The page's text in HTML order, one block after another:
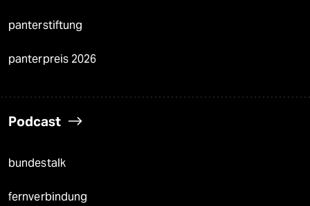
panterstiftung
panterpreis 2026
Podcast
bundestalk
fernverbindung